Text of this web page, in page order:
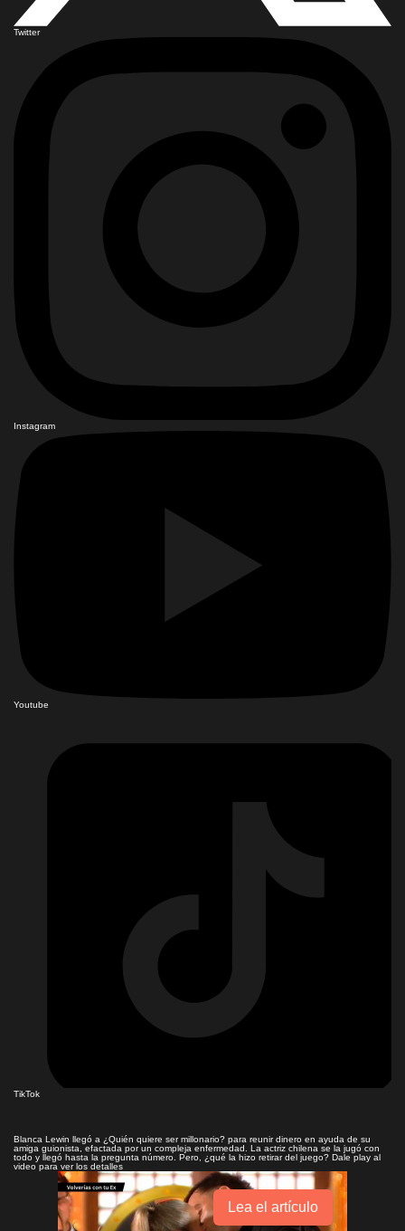
Twitter
Instagram
Youtube
TikTok
Blanca Lewin llegó a ¿Quién quiere ser millonario? para reunir dinero en ayuda de su
amiga guionista, efactada por un compleja enfermedad. La actriz chilena se la jugó con
todo y llegó hasta la pregunta número. Pero, ¿qué la hizo retirar del juego? Dale play al
video para ver los detalles
Lea el artículo